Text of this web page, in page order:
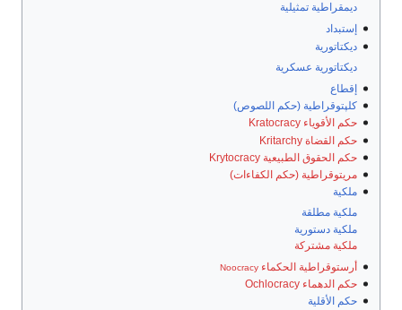
ديمقراطية تمثيلية
إستبداد
ديكتاتورية
ديكتاتورية عسكرية
إقطاع
كلپتوقراطية (حكم اللصوص)
حكم الأقوياء Kratocracy
حكم القضاة Kritarchy
حكم الحقوق الطبيعية Krytocracy
مريتوقراطية (حكم الكفاءات)
ملكية
ملكية مطلقة
ملكية دستورية
ملكية مشتركة
أرستوقراطية الحكماءNoocracy
حكم الدهماء Ochlocracy
حكم الأقلية